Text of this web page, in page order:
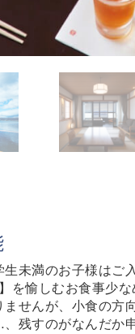
未満のお子様はご
を愉しむお食事少な
せんが、小食の方
残すのがなんだか